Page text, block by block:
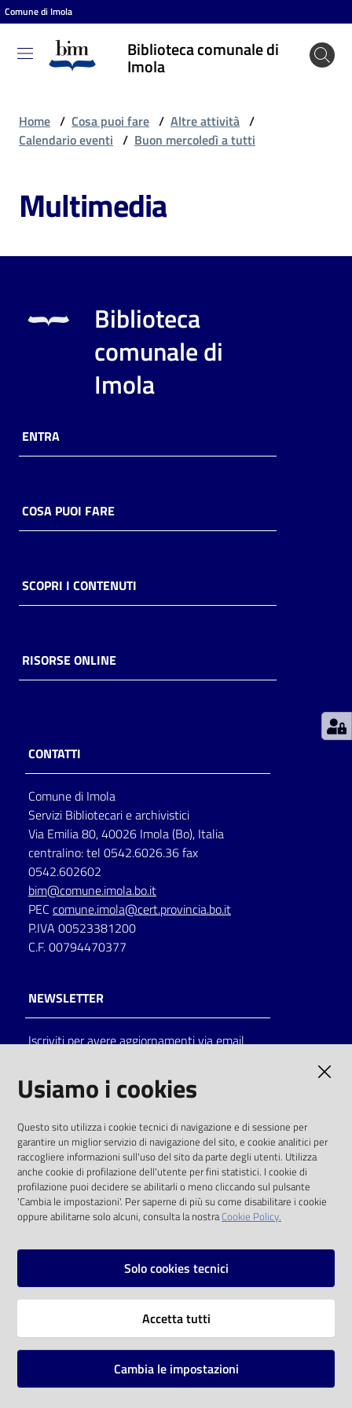
Vai al contenuto
Vai alla navigazione
Vai al footer
Comune di Imola
Biblioteca comunale di
Imola
Biblioteca
comunale
puoi
Risorse
online
Casa
Piani
storico
per
lettura
Seguici
su
Catalogo
on line
Eventi
Chiedi al
bibliotecario
Home / Cosa puoi fare / Altre attività /
Calendario eventi / Buon mercoledì a tutti
Multimedia
Biblioteca
comunale di
Imola
ENTRA
COSA PUOI FARE
SCOPRI I CONTENUTI
RISORSE ONLINE
CONTATTI
Comune di Imola
Servizi Bibliotecari e archivistici
Via Emilia 80, 40026 Imola (Bo), Italia
centralino: tel 0542.6026.36 fax
0542.602602
bim@comune.imola.bo.it
PEC comune.imola@cert.provincia.bo.it
P.IVA 00523381200
C.F. 00794470377
NEWSLETTER
Iscriviti per avere aggiornamenti via email
solo alle condizioni previste dalla direttiva
comunitaria 2003/98/CE e dal d.lgs. 36/2006
SOCIAL
Instagram
Vai alla pagina
Mappa del sito
Usiamo i cookies
Questo sito utilizza i cookie tecnici di navigazione e di sessione per
garantire un miglior servizio di navigazione del sito, e cookie analitici per
raccogliere informazioni sull'uso del sito da parte degli utenti. Utilizza
anche cookie di profilazione dell'utente per fini statistici. I cookie di
profilazione puoi decidere se abilitarli o meno cliccando sul pulsante
'Cambia le impostazioni'. Per saperne di più su come disabilitare i cookie
oppure abilitarne solo alcuni, consulta la nostraCookie Policy.
Solo cookies tecnici
Accetta tutti
Cambia le impostazioni